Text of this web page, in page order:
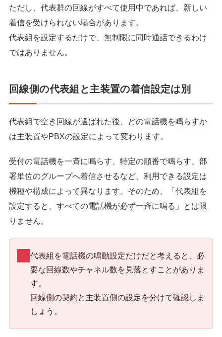
ただし、代表群の回線がすべて使用中であれば、新しい
着信を受けられない場合があります。
代表組を設定するだけで、無制限に同時通話できるわけ
ではありません。
回線側の代表組と主装置の着信設定は別
代表組で空き回線が選ばれた後、どの電話機を鳴らすか
は主装置やPBXの設定によって変わります。
受付の電話機を一斉に鳴らす、特定の順番で鳴らす、部
署単位のグループへ着信させるなど、利用できる設定は
機種や構成によって異なります。そのため、「代表組を
設定すると、すべての電話機が必ず一斉に鳴る」とは限
りません。
代表組を電話機の鳴動設定だけだと考えると、必
要な回線数やチャネル数を見落とすことがありま
す。
回線側の契約と主装置側の設定を分けて確認しま
しょう。